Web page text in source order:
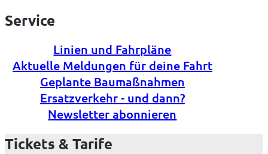
Service
Linien und Fahrpläne
Aktuelle Meldungen für deine Fahrt
Geplante Baumaßnahmen
Ersatzverkehr - und dann?
Newsletter abonnieren
Tickets & Tarife